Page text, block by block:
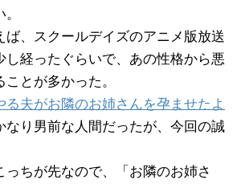
ば、スクールデイズのアニメ版放送
し経ったぐらいで、あの性格から悪
とが多かった。
る夫がお隣のお姉さんを孕ませたよ
なり男前な人間だったが、今回の誠
っちが先なので、「お隣のお姉さ